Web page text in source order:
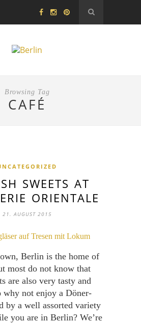
Browsing Tag
CAFÉ
SWEETS AT
ORIENTALE
21. AUGUST 2015
Berlin is the home of
most do not know that
are also very tasty and
why not enjoy a Döner-
by a well assorted variety
you are in Berlin? We’re